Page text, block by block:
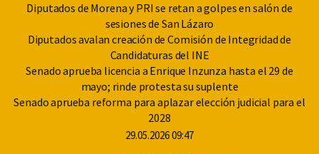
Diputados de Morena y PRI se retan a golpes en salón de
sesiones de San Lázaro
Diputados avalan creación de Comisión de Integridad de
Candidaturas del INE
Senado aprueba licencia a Enrique Inzunza hasta el 29 de
mayo; rinde protesta su suplente
Senado aprueba reforma para aplazar elección judicial para el
2028
29.05.2026 09:47